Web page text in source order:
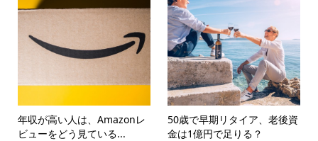
年収が高い人は、Amazonレ
ビューをどう見ている...
50歳で早期リタイア、老後資
金は1億円で足りる？